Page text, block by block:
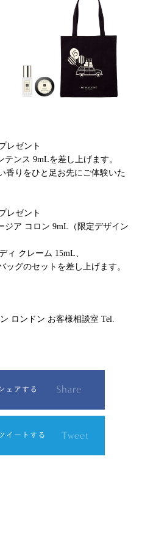
レゼント
ンス 9mLを差し上げます。
香りをひと足お先にご体験いた
レゼント
ジア コロン 9mL（限定デザイン
ィ クレーム 15mL、
ッグのセットを差し上げます。
ロンドン お客様相談室 Tel.